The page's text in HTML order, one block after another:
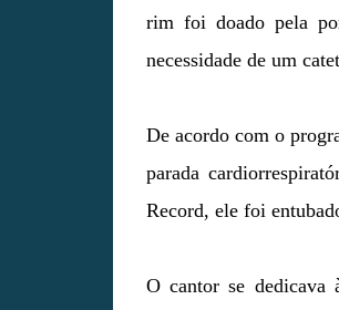
rim foi doado pela
necessidade de um
De acordo com o
parada
Record, ele foi
O cantor se